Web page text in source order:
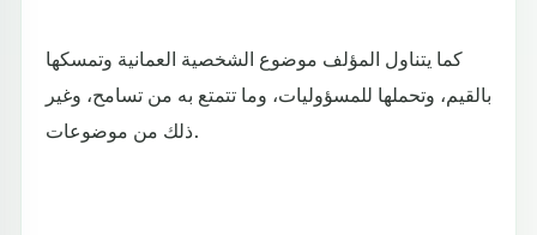
كما يتناول المؤلف موضوع الشخصية العمانية وتمسكها
بالقيم، وتحملها للمسؤوليات، وما تتمتع به من تسامح، وغير
ذلك من موضوعات.